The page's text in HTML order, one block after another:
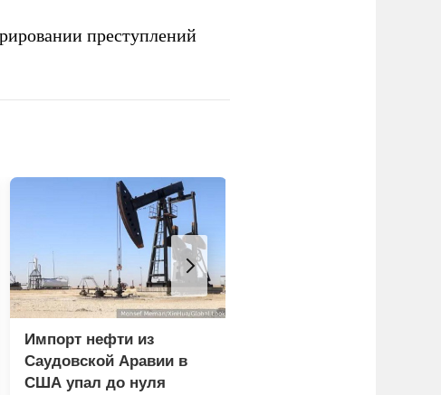
преступлений
Импорт нефти из
Саудовской Аравии в
США упал до нуля